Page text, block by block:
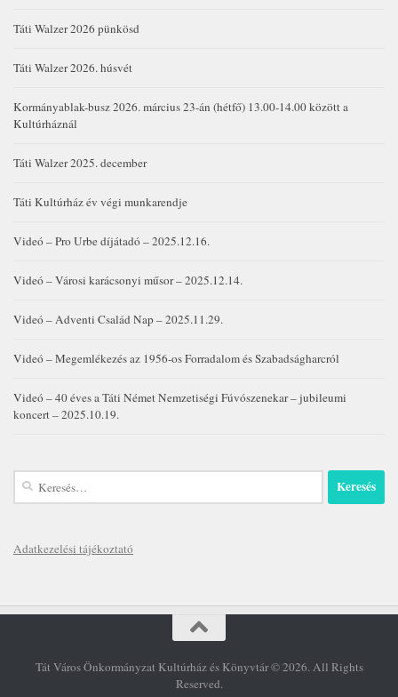
Táti Walzer 2026 pünkösd
Táti Walzer 2026. húsvét
Kormányablak-busz 2026. március 23-án (hétfő) 13.00-14.00 között a
Kultúrháznál
Táti Walzer 2025. december
Táti Kultúrház év végi munkarendje
Videó – Pro Urbe díjátadó – 2025.12.16.
Videó – Városi karácsonyi műsor – 2025.12.14.
Videó – Adventi Család Nap – 2025.11.29.
Videó – Megemlékezés az 1956-os Forradalom és Szabadságharcról
Videó – 40 éves a Táti Német Nemzetiségi Fúvószenekar – jubileumi
koncert – 2025.10.19.
Keresés:
Adatkezelési tájékoztató
Tát Város Önkormányzat Kultúrház és Könyvtár © 2026. All Rights
Reserved.